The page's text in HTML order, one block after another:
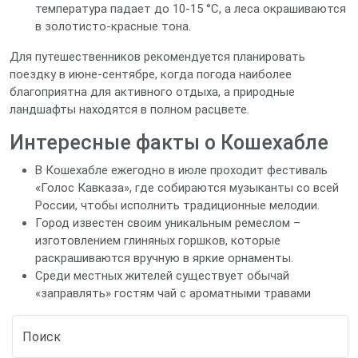
температура падает до 10‑15 °C, а леса окрашиваются
в золотисто‑красные тона.
Для путешественников рекомендуется планировать
поездку в июне‑сентябре, когда погода наиболее
благоприятна для активного отдыха, а природные
ландшафты находятся в полном расцвете.
Интересные факты о Кошехабле
В Кошехабле ежегодно в июле проходит фестиваль
«Голос Кавказа», где собираются музыканты со всей
России, чтобы исполнить традиционные мелодии.
Город известен своим уникальным ремеслом –
изготовлением глиняных горшков, которые
раскрашиваются вручную в яркие орнаменты.
Среди местных жителей существует обычай
«заправлять» гостям чай с ароматными травами